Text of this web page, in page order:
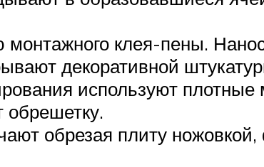
клея-пены.
декоративной
используют
обрезая плиту